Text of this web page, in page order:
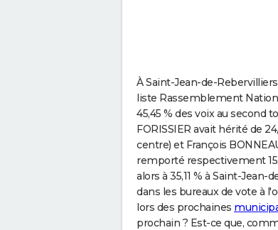
À Saint-Jean-de-
liste Rassemblement
45,45 % des voix au second
FORISSIER avait hérité de
centre) et François
remporté respectivement
alors à 35,11 % à Saint-
dans les bureaux de vote à
lors des prochaines
prochain ? Est-ce que,